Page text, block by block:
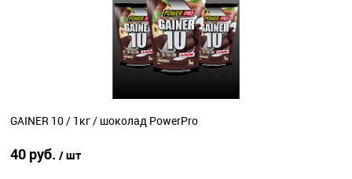
GAINER 10 / 1кг / шоколад PowerPro
40 руб. / шт